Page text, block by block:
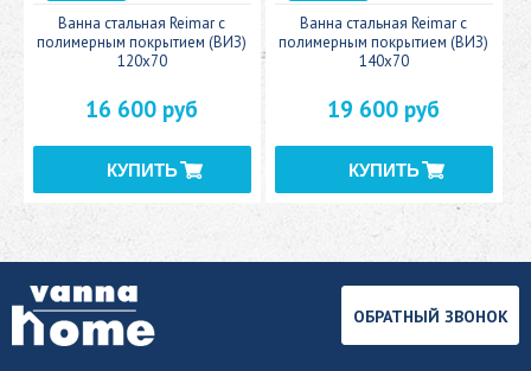
Ванна стальная Reimar с
полимерным покрытием (ВИЗ)
120x70
16 600 руб
Ванна стальная Reimar с
полимерным покрытием (ВИЗ)
140x70
19 600 руб
ОБРАТНЫЙ ЗВОНОК